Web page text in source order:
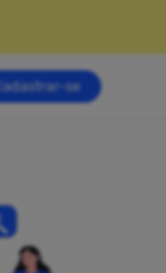
Cadastrar-se